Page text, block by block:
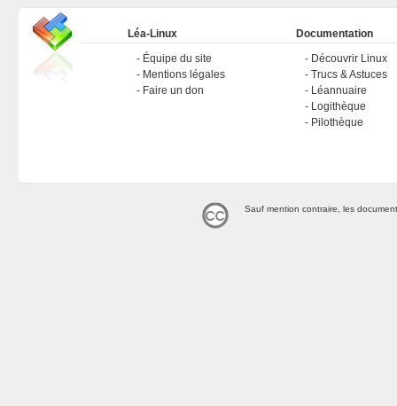
Léa-Linux
Équipe du site
Mentions légales
Faire un don
Documentation
Découvrir Linux
Trucs & Astuces
Léannuaire
Logithèque
Pilothèque
Sauf mention contraire, les